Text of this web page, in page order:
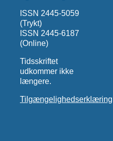
ISSN 2445-5059
(Trykt)
ISSN 2445-6187
(Online)
Tidsskriftet
udkommer ikke
længere.
Tilgængelighedserklæring